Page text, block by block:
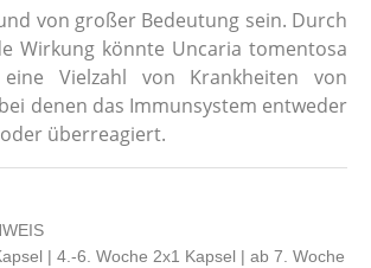
von großer Bedeutung sein. Durch
Wirkung könnte Uncaria tomentosa
Vielzahl von Krankheiten von
denen das Immunsystem entweder
überreagiert.
| 4.-6. Woche 2x1 Kapsel | ab 7. Woche